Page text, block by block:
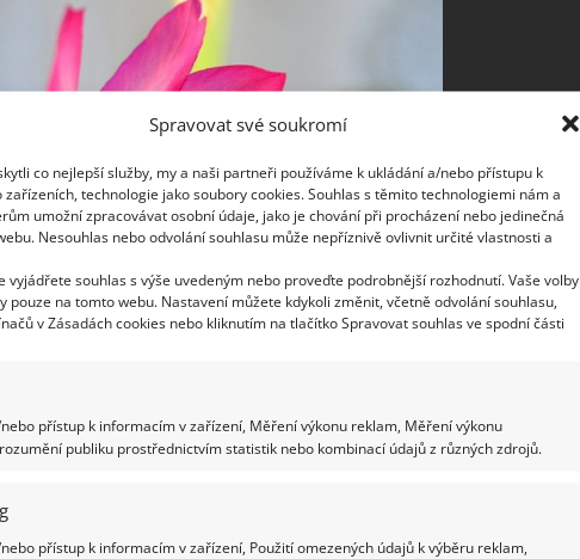
Spravovat své soukromí
co nejlepší služby, my a naši partneři používáme k ukládání a/nebo přístupu k
technologie jako soubory cookies. Souhlas s těmito technologiemi nám a
umožní zpracovávat osobní údaje, jako je chování při procházení nebo jedinečná
Nesouhlas nebo odvolání souhlasu může nepříznivě ovlivnit určité vlastnosti a
vyjádřete souhlas s výše uvedeným nebo proveďte podrobnější rozhodnutí. Vaše volby
pouze na tomto webu. Nastavení můžete kdykoli změnit, včetně odvolání souhlasu,
v Zásadách cookies nebo kliknutím na tlačítko Spravovat souhlas ve spodní části
přístup k informacím v zařízení, Měření výkonu reklam, Měření výkonu
publiku prostřednictvím statistik nebo kombinací údajů z různých zdrojů.
přístup k informacím v zařízení, Použití omezených údajů k výběru reklam,